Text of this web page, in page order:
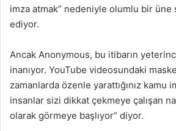
imza atmak” nedeniyle olumlu bir
ediyor.
Ancak Anonymous, bu itibarın
inanıyor. YouTube videosundaki
zamanlarda özenle yarattığınız kamu
insanlar sizi dikkat çekmeye çalışan
olarak görmeye başlıyor” diyor.